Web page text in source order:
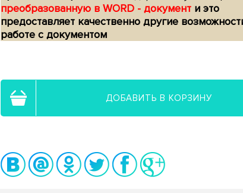
преобразованную в WORD - документ и это
предоставляет качественно другие
работе с документом
ДОБАВИТЬ В КОРЗИНУ